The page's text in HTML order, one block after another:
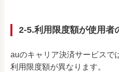
2-5.利用限度額が使用者
auのキャリア決済サービスで
利用限度額が異なります。